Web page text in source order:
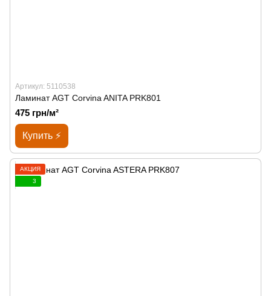
Артикул: 5110538
Ламинат AGT Corvina ANITA PRK801
475 грн/м²
Купить ⚡
АКЦИЯ
3